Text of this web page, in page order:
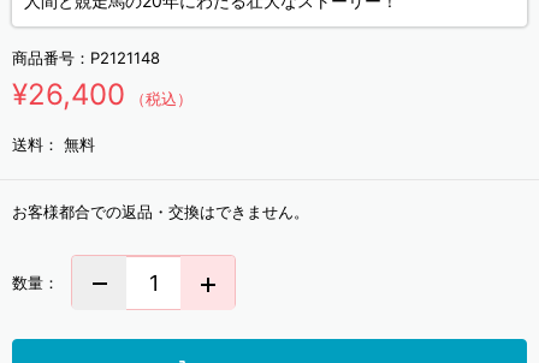
商品番号： P2121148
¥26,400 （税込）
送料： 無料
お客様都合での返品・交換はできません。
数量：